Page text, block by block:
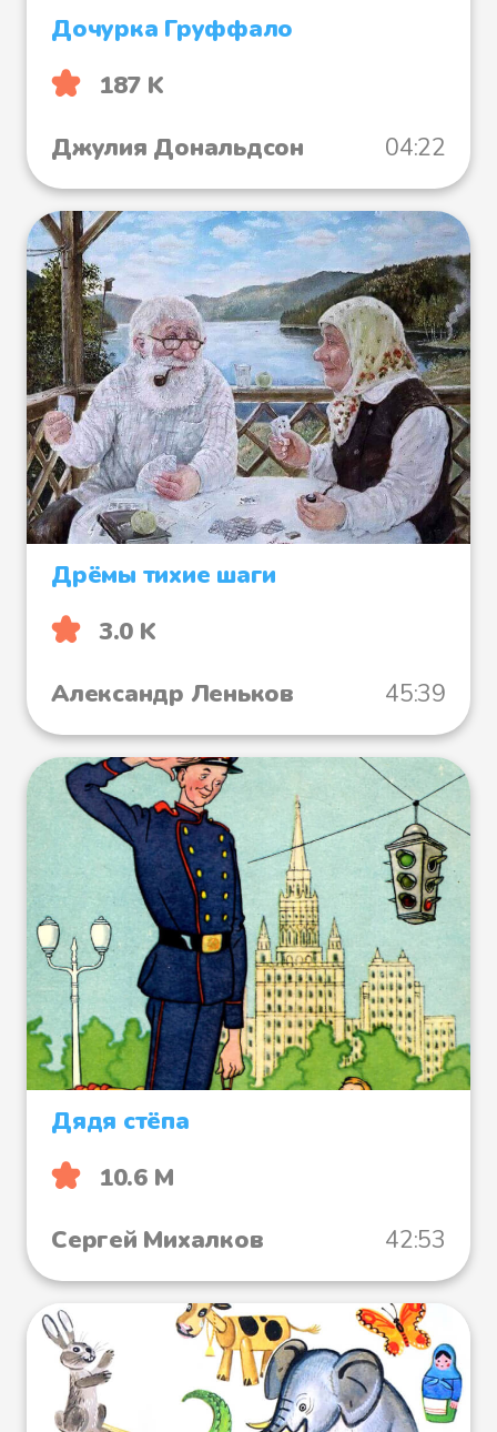
Дочурка Груффало
187 K
Джулия Дональдсон
04:22
Дрёмы тихие шаги
3.0 K
Александр Леньков
45:39
Дядя стёпа
10.6 М
Сергей Михалков
42:53